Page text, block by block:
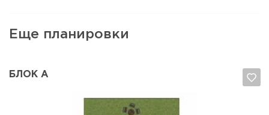
Еще планировки
БЛОК А